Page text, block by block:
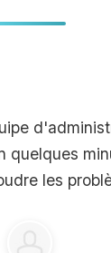
quelques
les